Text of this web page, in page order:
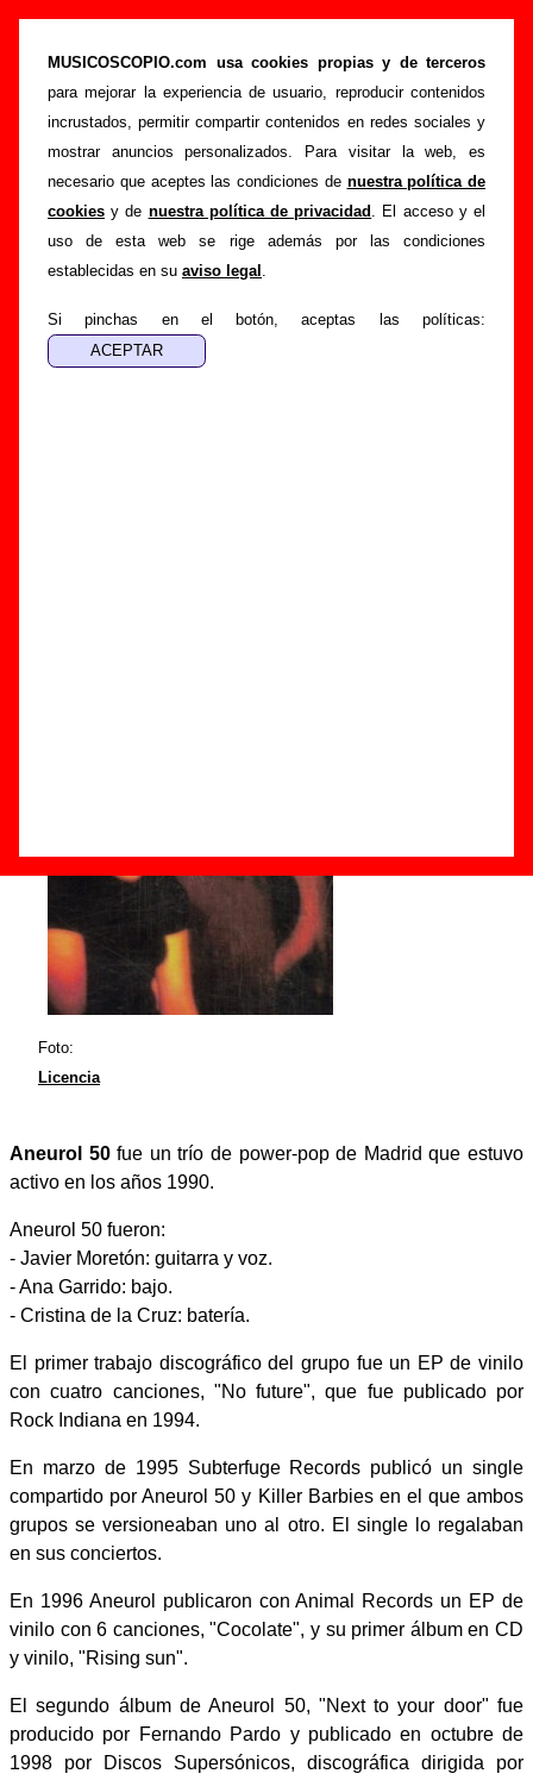
MUSICOSCOPIO.com usa cookies propias y de terceros
para mejorar la experiencia de usuario, reproducir contenidos
incrustados, permitir compartir contenidos en redes sociales y
mostrar anuncios personalizados. Para visitar la web, es
necesario que aceptes las condiciones de nuestra política de
cookies y de nuestra política de privacidad . El acceso y el
uso de esta web se rige además por las condiciones
establecidas en su aviso legal .
Si pinchas en el botón, aceptas las políticas:
Biografía de Aneurol 50: miembros, historia y
publicaciones
Portada >Aneurol 50
Esta página recopila información sobre la biografía de
Aneurol 50: sus componentes iniciales y los cambios de
formación, su trayectoria y otros grupos relacionados, los
discos y las canciones que han publicado, enlaces con
información adicional... Si lo deseas, puedes ayudar a
corrigiendo la existente.
El texto de esta biografía fue escrito por Guillermo Albaida
Foto:
Licencia
Aneurol 50fue un trío de power-pop de Madrid que estuvo
activo en los años 1990.
Aneurol 50 fueron:
- Javier Moretón: guitarra y voz.
- Ana Garrido: bajo.
- Cristina de la Cruz: batería.
El primer trabajo discográfico del grupo fue un EP de vinilo
con cuatro canciones, "No future", que fue publicado por
Rock Indiana en 1994.
En marzo de 1995 Subterfuge Records publicó un single
compartido por Aneurol 50 y Killer Barbies en el que ambos
grupos se versioneaban uno al otro. El single lo regalaban
en sus conciertos.
En 1996 Aneurol publicaron con Animal Records un EP de
vinilo con 6 canciones, "Cocolate", y su primer álbum en CD
y vinilo, "Rising sun".
El segundo álbum de Aneurol 50, "Next to your door" fue
producido por Fernando Pardo y publicado en octubre de
1998 por Discos Supersónicos, discográfica dirigida por